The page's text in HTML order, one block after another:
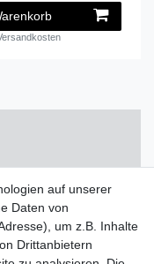
auf unserer
Daten von
um z.B. Inhalte
Drittanbietern